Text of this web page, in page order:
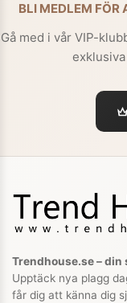
BLI MEDLEM FÖR
Gå med i vår VIP-
Trendhouse.se – din
Upptäck nya plagg
får dig att känna dig